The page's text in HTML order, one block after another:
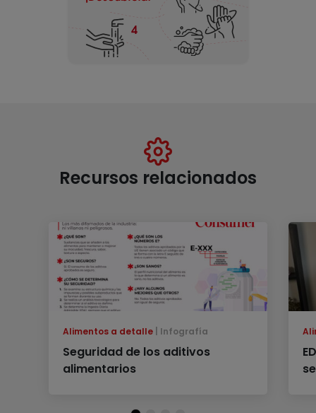
Recursos relacionados
Alimentos a detalle Infografía
Seguridad de los aditivos
alimentarios